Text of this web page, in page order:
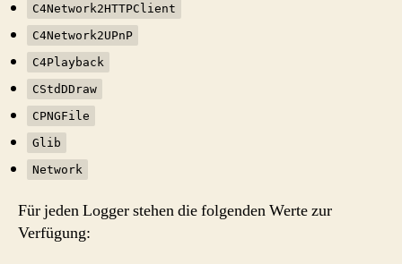
C4Network2HTTPClient
C4Network2UPnP
C4Playback
CStdDDraw
CPNGFile
Glib
Network
Für jeden Logger stehen die folgenden Werte zur
Verfügung: